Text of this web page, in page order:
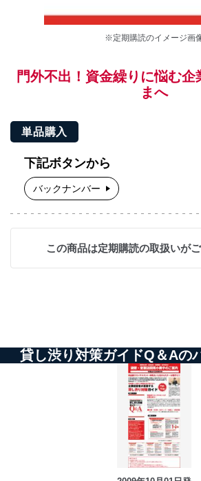
※定期購読のイメージ画
門外不出！資金繰りに悩む企
まへ
単品購入
下記ボタンから
バックナンバー
この商品は定期購読の取扱いがご
貸し渋り対策ガイドQ＆Aの